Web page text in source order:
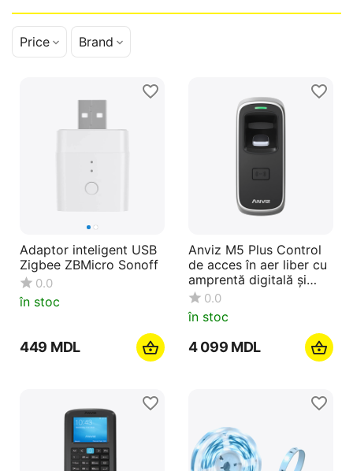
or
Cam
era
Sock
Price Brand
Adaptor inteligent USB
Zigbee ZBMicro Sonoff
0.0
în stoc
‍449‍ MDL
Anviz M5 Plus Control
de acces în aer liber cu
amprentă digitală și
RFID
0.0
în stoc
4 099 MDL